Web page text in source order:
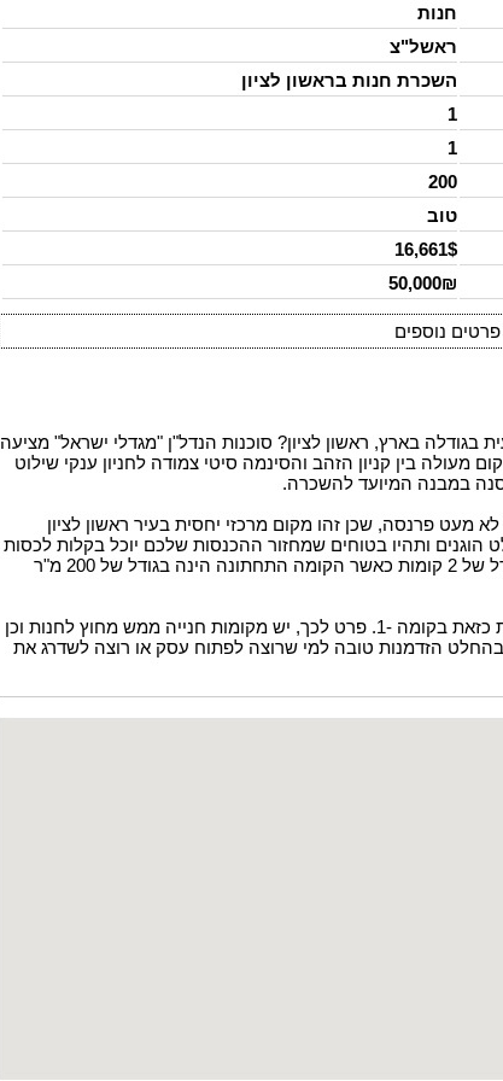
חנות
ראשל"צ
השכרת חנות בראשון לציון
1
1
200
טוב
16,661$
50,000₪
פרטים נוספים
בארץ, ראשון לציון? סוכנות הנדל"ן "מגדלי ישראל" מציעה
מעולה בין קניון הזהב והסינמה סיטי צמודה לחניון ענקי שילוט
במבנה המיועד להשכרה.
פרנסה, שכן זהו מקום מרכזי יחסית בעיר ראשון לציון
ותהיו בטוחים שמחזור ההכנסות שלכם יוכל בקלות לכסות
את ההוצאות על שכירות החנות. החנות עצמה הינה בגודל של 2 קומות כאשר הקומה התחתונה הינה בגודל של 200 מ"ר
אם יש עניין בשטח אחסון בחנות של 300 מ"ר יש אפשרות כזאת בקומה -1. פרט לכך, יש מקומות חנייה ממש מחוץ לחנות וכן
בהחלט הזדמנות טובה למי שרוצה לפתוח עסק או רוצה לשדרג את